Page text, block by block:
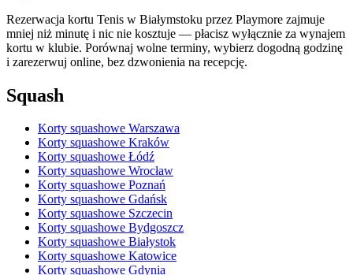
Rezerwacja kortu Tenis w Białymstoku przez Playmore zajmuje
mniej niż minutę i nic nie kosztuje — płacisz wyłącznie za wynajem
kortu w klubie. Porównaj wolne terminy, wybierz dogodną godzinę
i zarezerwuj online, bez dzwonienia na recepcję.
Squash
Korty squashowe Warszawa
Korty squashowe Kraków
Korty squashowe Łódź
Korty squashowe Wrocław
Korty squashowe Poznań
Korty squashowe Gdańsk
Korty squashowe Szczecin
Korty squashowe Bydgoszcz
Korty squashowe Białystok
Korty squashowe Katowice
Korty squashowe Gdynia